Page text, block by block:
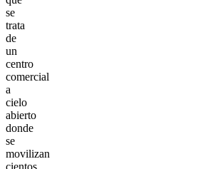
se
trata
de
un
centro
comercial
a
cielo
abierto
donde
se
movilizan